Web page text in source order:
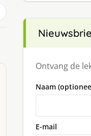
Ontvang de
Naam
E-mail